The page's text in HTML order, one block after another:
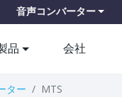
音声コンバーター
品 会社
ター MTS